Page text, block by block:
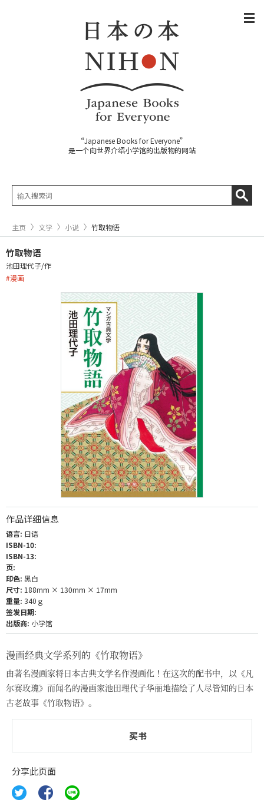
“Japanese Books for Everyone”
是一个向世界介绍小学馆的出版物的网站
主页 文学 小说 竹取物语
竹取物语
池田理代子/作
#漫画
作品详细信息
语言: 日语
ISBN-10:
ISBN-13:
页:
印色: 黑白
尺寸: 188mm × 130mm × 17mm
重量: 340ｇ
签发日期:
出版商: 小学馆
漫画经典文学系列的《竹取物语》
由著名漫画家将日本古典文学名作漫画化！在这次的配书中，以《凡
尔赛玫瑰》而闻名的漫画家池田理代子华丽地描绘了人尽皆知的日本
古老故事《竹取物语》。
买书
分享此页面